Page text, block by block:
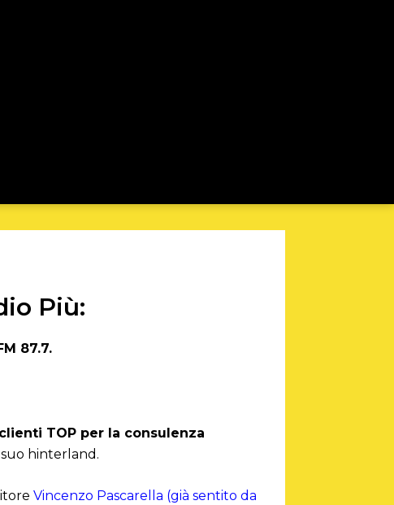
Più:
87.7.
TOP per la consulenza
hinterland.
Vincenzo Pascarella (già sentito da